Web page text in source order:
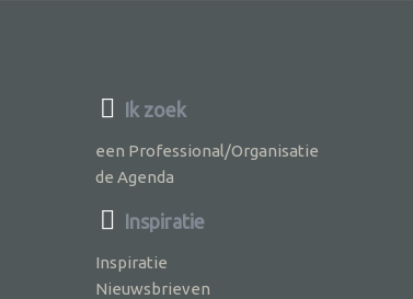
Ik zoek
een Professional/Organisatie
de Agenda
Inspiratie
Inspiratie
Nieuwsbrieven